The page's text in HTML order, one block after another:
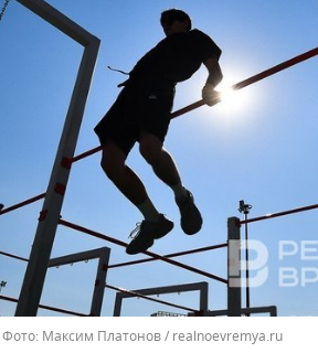
Максим Платонов / realnoevremya.ru